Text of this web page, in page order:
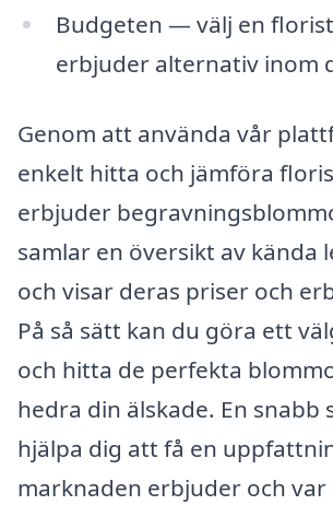
Budgeten — välj en
erbjuder alternativ inom
Genom att använda vår
enkelt hitta och jämföra
erbjuder
samlar en översikt av kända
och visar deras priser och
På så sätt kan du göra ett
och hitta de perfekta
hedra din älskade. En snabb
hjälpa dig att få en
marknaden erbjuder och var